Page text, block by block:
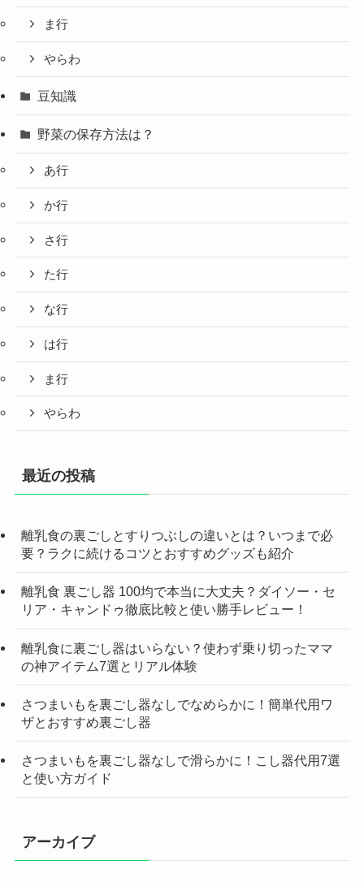
ま行
やらわ
豆知識
野菜の保存方法は？
あ行
か行
さ行
た行
な行
は行
ま行
やらわ
最近の投稿
離乳食の裏ごしとすりつぶしの違いとは？いつまで必
要？ラクに続けるコツとおすすめグッズも紹介
離乳食 裏ごし器 100均で本当に大丈夫？ダイソー・セ
リア・キャンドゥ徹底比較と使い勝手レビュー！
離乳食に裏ごし器はいらない？使わず乗り切ったママ
の神アイテム7選とリアル体験
さつまいもを裏ごし器なしでなめらかに！簡単代用ワ
ザとおすすめ裏ごし器
さつまいもを裏ごし器なしで滑らかに！こし器代用7選
と使い方ガイド
アーカイブ